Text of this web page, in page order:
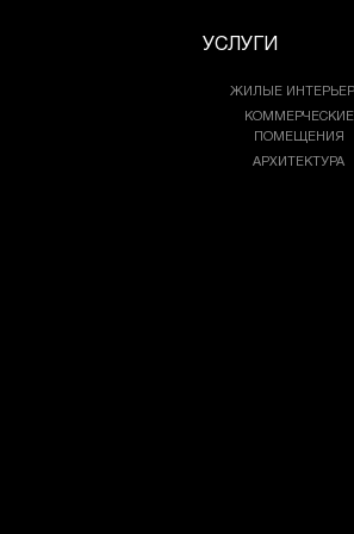
УСЛУГИ
ЖИЛЫЕ
КОММЕРЧЕСКИЕ
ПОМЕЩЕНИЯ
АРХИТЕКТУРА